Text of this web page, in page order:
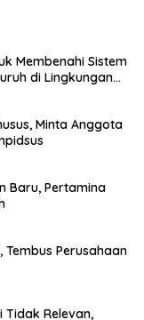
Membenahi Sistem
di Lingkungan
Minta Anggota
Baru, Pertamina
Tembus Perusahaan
Tidak Relevan,